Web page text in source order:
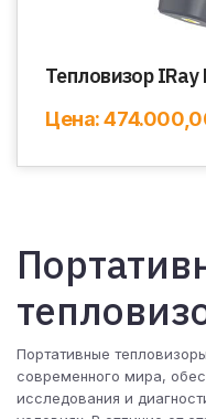
Тепловизор IRay
Цена:
Портативные
современного мира,
исследования и